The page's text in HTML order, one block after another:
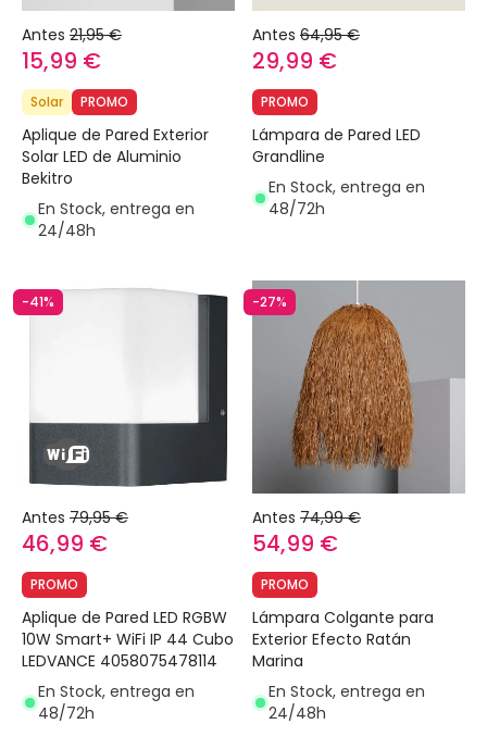
Antes 21,95 €
15,99 €
Solar PROMO
Aplique de Pared Exterior
Solar LED de Aluminio
Bekitro
En Stock, entrega en
24/48h
Antes 64,95 €
29,99 €
PROMO
Lámpara de Pared LED
Grandline
En Stock, entrega en
48/72h
-41%
Antes 79,95 €
46,99 €
PROMO
Aplique de Pared LED RGBW
10W Smart+ WiFi IP 44 Cubo
LEDVANCE 4058075478114
En Stock, entrega en
48/72h
-27%
Antes 74,99 €
54,99 €
PROMO
Lámpara Colgante para
Exterior Efecto Ratán
Marina
En Stock, entrega en
24/48h